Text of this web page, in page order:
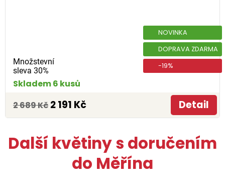
Množstevní
sleva 30%
NOVINKA
DOPRAVA ZDARMA
-19%
Skladem 6 kusů
2 689 Kč 2 191 Kč Detail
Další květiny s doručením
do Měřína